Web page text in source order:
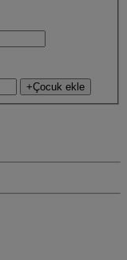
+Çocuk ekle